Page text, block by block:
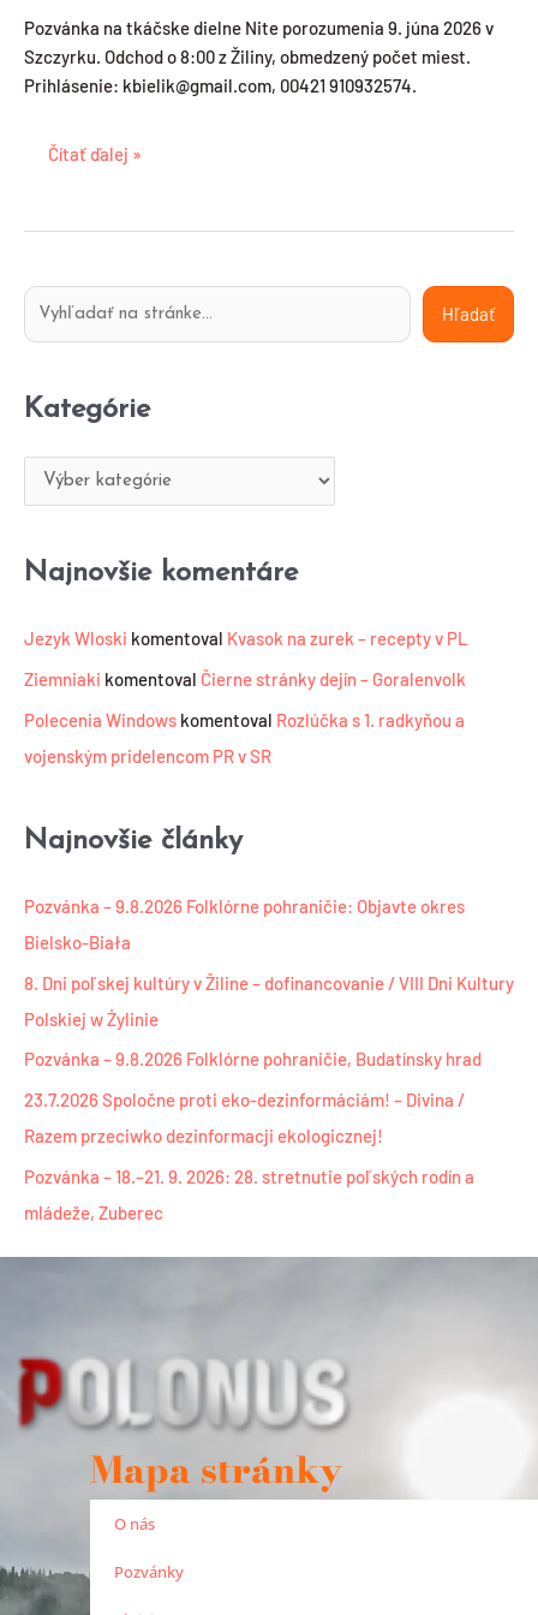
Pozvánka na tkáčske dielne Nite porozumenia 9. júna 2026 v
Szczyrku. Odchod o 8:00 z Žiliny, obmedzený počet miest.
Prihlásenie: kbielik@gmail.com, 00421 910932574.
porozumenia,
Čítať ďalej »
ľ
d
Hľadať
Kategórie
a
e
i
Najnovšie komentáre
Jezyk Wloski komentoval Kvasok na zurek – recepty v PL
Ziemniaki komentoval Čierne stránky dejín – Goralenvolk
Polecenia Windows komentoval Rozlúčka s 1. radkyňou a
vojenským pridelencom PR v SR
Najnovšie články
Pozvánka – 9.8.2026 Folklórne pohraničie: Objavte okres
Bielsko-Biała
8. Dni poľskej kultúry v Žiline – dofinancovanie / VIII Dni Kultury
Polskiej w Żylinie
Pozvánka – 9.8.2026 Folklórne pohraničie, Budatínsky hrad
23.7.2026 Spoločne proti eko-dezinformáciám! – Divina /
Razem przeciwko dezinformacji ekologicznej!
Pozvánka – 18.–21. 9. 2026: 28. stretnutie poľských rodín a
mládeže, Zuberec
Mapa stránky
O nás
Pozvánky